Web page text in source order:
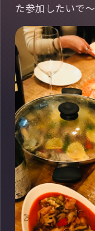
た参加したいで